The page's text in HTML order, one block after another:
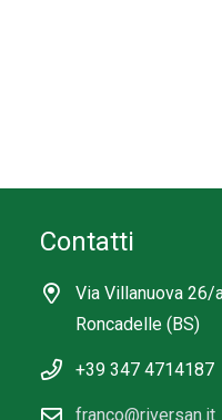
Contatti
Via Villanuova 26/
Roncadelle (BS)
+39 347 4714187
franco@riversan.it